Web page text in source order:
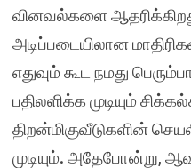
வினவல்களை
அடிப்படையிலான
எதுவும் கூட நமது
பதிலளிக்க முடியும்
திறன்மிகுவீடுகளின்
முடியும். அதேபோன்று,